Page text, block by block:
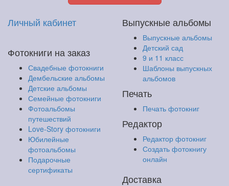
Личный кабинет
Фотокниги на заказ
Свадебные фотокниги
Дембельские альбомы
Детские альбомы
Семейные фотокниги
Фотоальбомы
путешествий
Love-Story фотокниги
Юбилейные
фотоальбомы
Подарочные
сертификаты
Выпускные альбомы
Выпускные альбомы
Детский сад
9 и 11 класс
Шаблоны выпускных
альбомов
Печать
Печать фотокниг
Редактор
Редактор фотокниг
Создать фотокнигу
онлайн
Доставка